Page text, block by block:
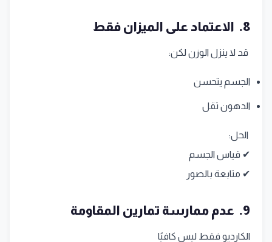
8. الاعتماد على الميزان فقط
قد لا ينزل الوزن لكن:
الجسم يتحسن
الدهون تقل
الحل:
✔ قياس الجسم
✔ متابعة بالصور
9. عدم ممارسة تمارين المقاومة
الكارديو فقط ليس كافيًا